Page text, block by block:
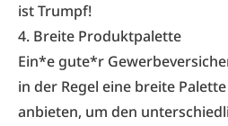
ist Trumpf!
4. Breite Produktpalette
Ein*e gute*r
in der Regel eine breite
anbieten, um den